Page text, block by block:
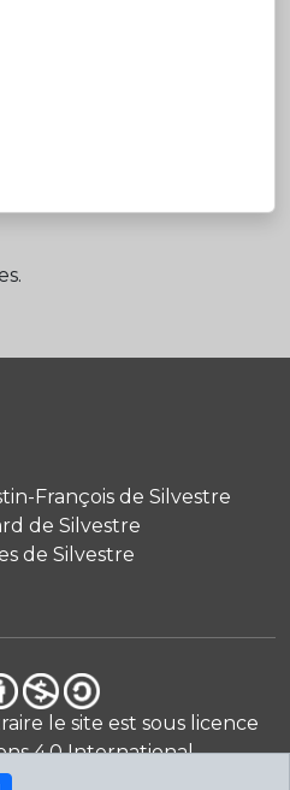
François de Silvestre
de Silvestre
de Silvestre
le site est sous licence
4.0 International
NC-SA